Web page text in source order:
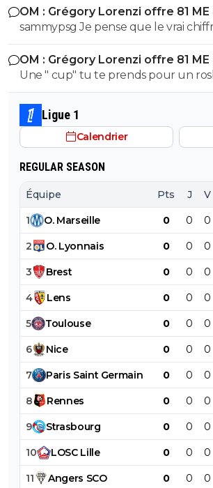
OM : Grégory Lorenzi offre 81
sammypsg Je pense que le vrai
700 M
OM : Grégory Lorenzi offre 81
Une " cup" tu te prends pour un
Ligue 1
Calendrier
REGULAR SEASON
Équipe Pts J V
1 O. Marseille 0 0 0
2 O. Lyonnais 0 0 0
3 Brest 0 0 0
4 Lens 0 0 0
5 Toulouse 0 0 0
6 Nice 0 0 0
7 Paris Saint Germain 0 0 0
8 Rennes 0 0 0
9 Strasbourg 0 0 0
10 LOSC Lille 0 0 0
11 Angers SCO 0 0 0